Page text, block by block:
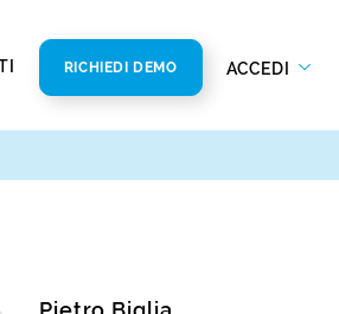
RICHIEDI DEMO ACCEDI